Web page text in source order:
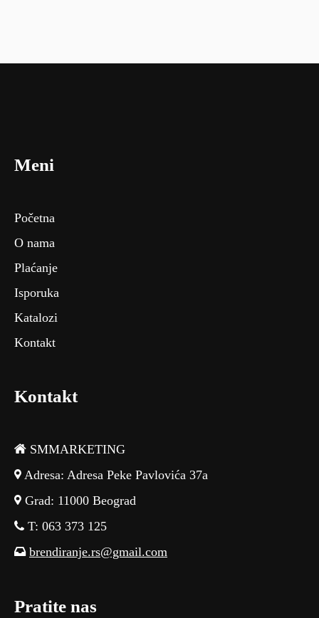
Meni
Početna
O nama
Plaćanje
Isporuka
Katalozi
Kontakt
Kontakt
SMMARKETING
Adresa: Adresa Peke Pavlovića 37a
Grad: 11000 Beograd
T: 063 373 125
brendiranje.rs@gmail.com
Pratite nas